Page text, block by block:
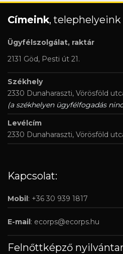
Címeink, telephelyeink
Ügyfélszolgálat, raktár
2131 Göd, Pesti út 21.
Székhely
2330 Dunaharaszti, Vörösföld
(a székhelyen ügyfélfogadás
Levélcím
2330 Dunaharaszti, Vörösföld
Kapcsolat:
Mobil: +36 30 939 1817
E-mail: ecorps@ecorps.hu
Felnőttképző